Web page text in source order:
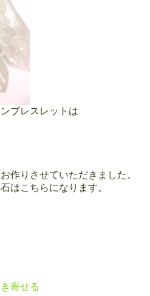
ブレスレットは
作りさせていただきました。
はこちらになります。
寄せる